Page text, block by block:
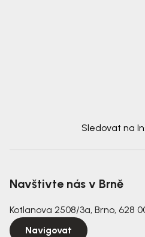
Sledovat na
Navštivte nás v Brně
Kotlanova 2508/3a, Brno, 628
Navigovat